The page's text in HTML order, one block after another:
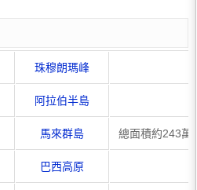
珠穆朗瑪峰
阿拉伯半島
馬來群島 總面積約243萬
巴西高原